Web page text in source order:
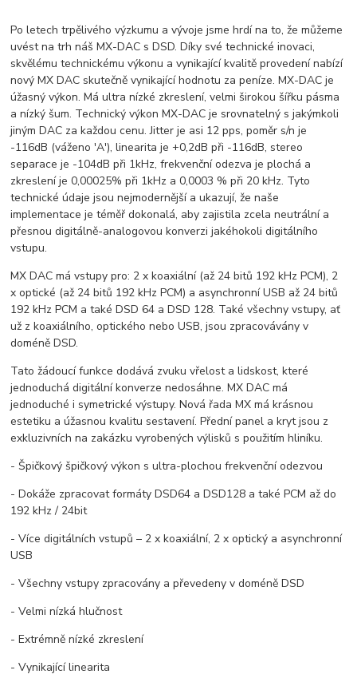
Po letech trpělivého výzkumu a vývoje jsme hrdí na to, že můžeme
uvést na trh náš MX-DAC s DSD. Díky své technické inovaci,
skvělému technickému výkonu a vynikající kvalitě provedení nabízí
nový MX DAC skutečně vynikající hodnotu za peníze. MX-DAC je
úžasný výkon. Má ultra nízké zkreslení, velmi širokou šířku pásma
a nízký šum. Technický výkon MX-DAC je srovnatelný s jakýmkoli
jiným DAC za každou cenu. Jitter je asi 12 pps, poměr s/n je
-116dB (váženo 'A'), linearita je +0,2dB při -116dB, stereo
separace je -104dB při 1kHz, frekvenční odezva je plochá a
zkreslení je 0,00025% při 1kHz a 0,0003 % při 20 kHz. Tyto
technické údaje jsou nejmodernější a ukazují, že naše
implementace je téměř dokonalá, aby zajistila zcela neutrální a
přesnou digitálně-analogovou konverzi jakéhokoli digitálního
vstupu.
MX DAC má vstupy pro: 2 x koaxiální (až 24 bitů 192 kHz PCM), 2
x optické (až 24 bitů 192 kHz PCM) a asynchronní USB až 24 bitů
192 kHz PCM a také DSD 64 a DSD 128. Také všechny vstupy, ať
už z koaxiálního, optického nebo USB, jsou zpracovávány v
doméně DSD.
Tato žádoucí funkce dodává zvuku vřelost a lidskost, které
jednoduchá digitální konverze nedosáhne. MX DAC má
jednoduché i symetrické výstupy. Nová řada MX má krásnou
estetiku a úžasnou kvalitu sestavení. Přední panel a kryt jsou z
exkluzivních na zakázku vyrobených výlisků s použitím hliníku.
- Špičkový špičkový výkon s ultra-plochou frekvenční odezvou
- Dokáže zpracovat formáty DSD64 a DSD128 a také PCM až do
192 kHz / 24bit
- Více digitálních vstupů – 2 x koaxiální, 2 x optický a asynchronní
USB
- Všechny vstupy zpracovány a převedeny v doméně DSD
- Velmi nízká hlučnost
- Extrémně nízké zkreslení
- Vynikající linearita